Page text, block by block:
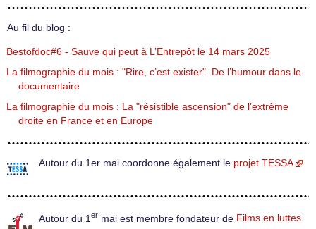
Au fil du blog :
Bestofdoc#6 - Sauve qui peut à L’Entrepôt le 14 mars 2025
La filmographie du mois : "Rire, c’est exister". De l’humour dans le
documentaire
La filmographie du mois : La "résistible ascension" de l’extrême
droite en France et en Europe
Autour du 1er mai coordonne également le projet TESSA
Autour du 1 er mai est membre fondateur de Films en luttes